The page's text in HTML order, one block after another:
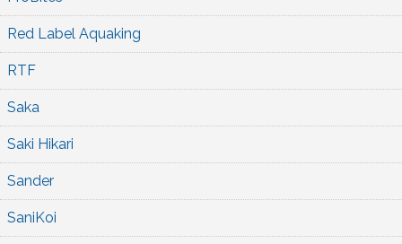
Red Label Aquaking
RTF
Saka
Saki Hikari
Sander
SaniKoi